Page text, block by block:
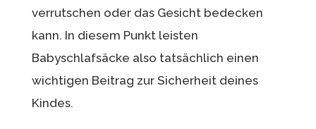
verrutschen oder das Gesicht bedecken
kann. In diesem Punkt leisten
Babyschlafsäcke also tatsächlich einen
wichtigen Beitrag zur Sicherheit deines
Kindes.